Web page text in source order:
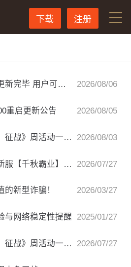
注册
下载
【公告】服务器重启更新完毕 用户可正常登录 2026/08/06
重启更新公告 2026/08/05
【活动】《烈焰飞雪：征战》周活动一览表 2026/08/03
【公告】不删档测试新服【千秋霸业】已开启 2026/07/27
的新型诈骗！ 2026/03/27
与网络稳定性提醒 2025/01/27
【活动】《烈焰飞雪：征战》周活动一览表 2026/07/27